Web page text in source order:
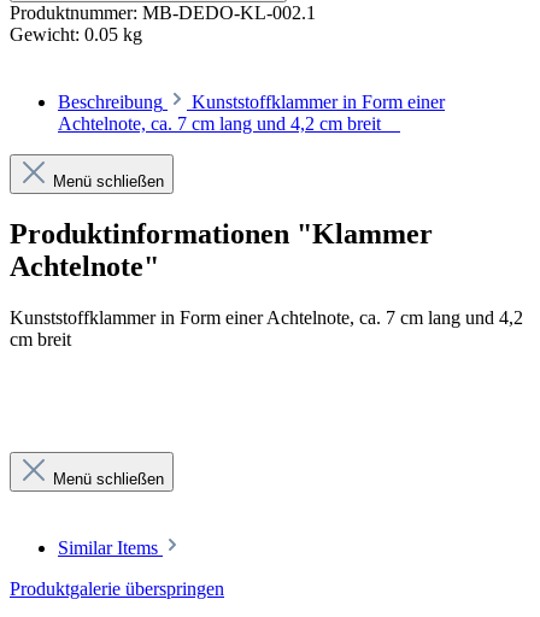
Produktnummer: MB-DEDO-KL-002.1
Gewicht: 0.05 kg
Beschreibung
Kunststoffklammer in Form einer
Achtelnote, ca. 7 cm lang und 4,2 cm breit
Menü schließen
Produktinformationen "Klammer
Achtelnote"
Kunststoffklammer in Form einer Achtelnote, ca. 7 cm lang und 4,2
cm breit
Menü schließen
Similar Items
Produktgalerie überspringen